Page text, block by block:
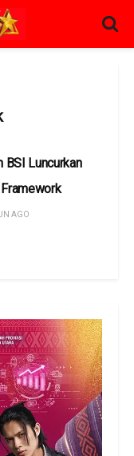
BSI Luncurkan
AGO